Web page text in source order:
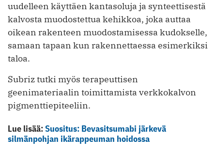
uudelleen käyttäen kantasoluja ja synteettisestä
kalvosta muodostettua kehikkoa, joka auttaa
oikean rakenteen muodostamisessa kudokselle,
samaan tapaan kun rakennettaessa esimerkiksi
taloa.
Subriz tutki myös terapeuttisen
geenimateriaalin toimittamista verkkokalvon
pigmenttiepiteeliin.
Lue lisää:Suositus: Bevasitsumabi järkevä
silmänpohjan ikärappeuman hoidossa